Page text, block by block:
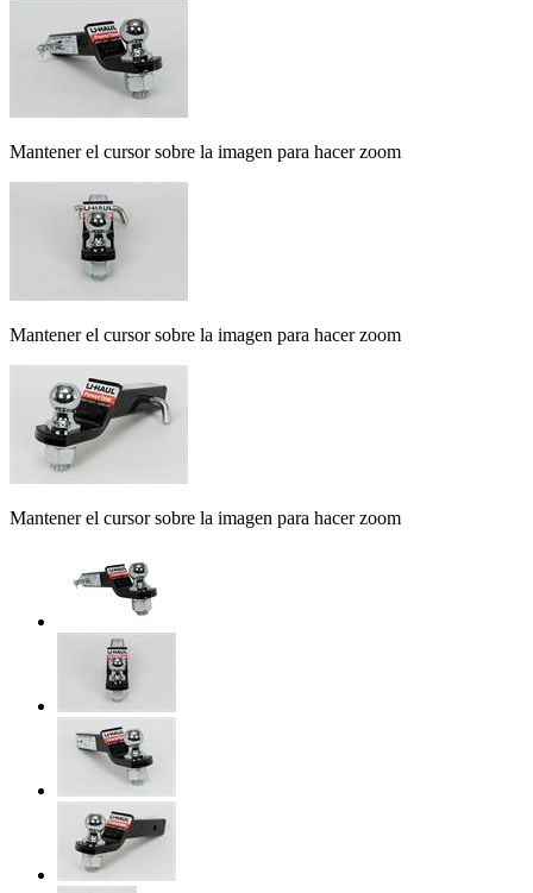
Mantener el cursor sobre la imagen para hacer zoom
Mantener el cursor sobre la imagen para hacer zoom
Mantener el cursor sobre la imagen para hacer zoom